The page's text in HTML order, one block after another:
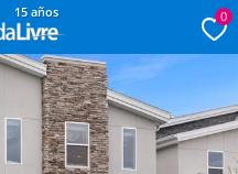
15 años 0